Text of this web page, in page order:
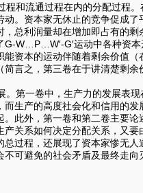
和流通过程在内的分配过程
。资本家无休止的竞争促成
总利润量却在增加即占有的
G-W…P…W′-G′运动中各种
资本的运动伴随着剩余价值
言之，第三卷在于讲清楚剩
第一卷中，生产力的发展表
生产的高度社会化和信用的
此外，第一卷和第二卷主要
关系如何决定分配关系，又
过程，还展现了资本家惨无
可避免的社会矛盾及最终走向